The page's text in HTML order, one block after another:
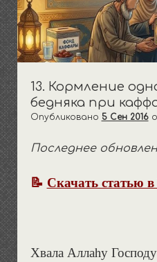
Имамы
Пища/
Закят и
Азкары
Общество
Семья и
Нрав и
Учеба и
Хариджиты/
Джархисты
Джахмиты
13. Кормление
бедняка при
Опубликовано 5 Сен 2016
Последнее
📝 Скачать статью
Хвала Аллаhу